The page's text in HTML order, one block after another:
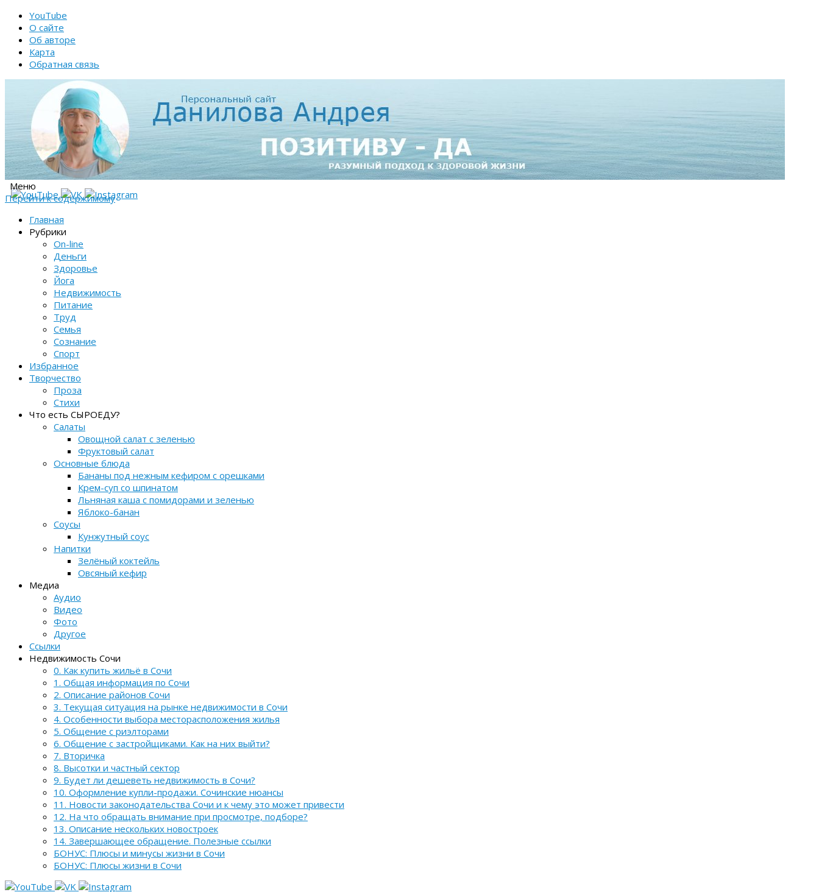
YouTube
О сайте
Об авторе
Карта
Обратная связь
Меню
Перейти к содержимому
Главная
Рубрики
On-line
Деньги
Здоровье
Йога
Недвижимость
Питание
Труд
Семья
Сознание
Спорт
Избранное
Творчество
Проза
Стихи
Что есть СЫРОЕДУ?
Салаты
Овощной салат с зеленью
Фруктовый салат
Основные блюда
Бананы под нежным кефиром с орешками
Крем-суп со шпинатом
Льняная каша с помидорами и зеленью
Яблоко-банан
Соусы
Кунжутный соус
Напитки
Зелёный коктейль
Овсяный кефир
Медиа
Аудио
Видео
Фото
Другое
Ссылки
Недвижимость Сочи
0. Как купить жильё в Сочи
1. Общая информация по Сочи
2. Описание районов Сочи
3. Текущая ситуация на рынке недвижимости в Сочи
4. Особенности выбора месторасположения жилья
5. Общение с риэлторами
6. Общение с застройщиками. Как на них выйти?
7. Вторичка
8. Высотки и частный сектор
9. Будет ли дешеветь недвижимость в Сочи?
10. Оформление купли-продажи. Сочинские нюансы
11. Новости законодательства Сочи и к чему это может привести
12. На что обращать внимание при просмотре, подборе?
13. Описание нескольких новостроек
14. Завершающее обращение. Полезные ссылки
БОНУС: Плюсы и минусы жизни в Сочи
БОНУС: Плюсы жизни в Сочи